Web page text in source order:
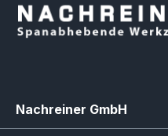
Nachreiner GmbH